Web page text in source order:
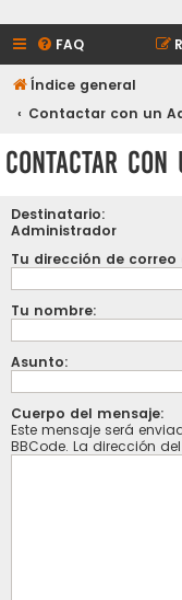
FAQ
Índice general
Contactar con un
Contactar con
Destinatario:
Administrador
Tu dirección de
Tu nombre:
Asunto:
Cuerpo del mensaje:
Este mensaje será
BBCode. La dirección